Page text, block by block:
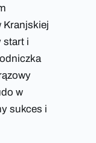
Kranjskiej
start i
w
sukces i